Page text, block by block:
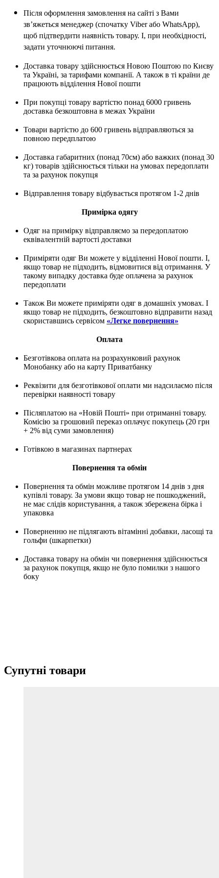
Після оформлення замовлення на сайті з Вами
зв’яжеться менеджер (спочатку Viber або WhatsApp),
щоб підтвердити наявність товару. І, при необхідності,
задати уточнюючі питання.
Доставка товару здійснюється Новою Поштою по Києву
та Україні, за тарифами компанії. А також в ті країни де
працюють відділення Нової пошти
При покупці товару вартістю понад 6000 гривень
доставка безкоштовна в межах України
Товари вартістю до 600 гривень відправляються за
повною передплатою
Доставка габаритних (понад 70см) або важких (понад 30
кг) товарів здійснюється тільки на умовах передоплати
та за рахунок покупця
Відправлення товару відбувається протягом 1-2 днів
Примірка одягу
Одяг на примірку відправляємо за передоплатою
еквівалентній вартості доставки
Приміряти одяг Ви можете у відділенні Нової пошти. І,
якщо товар не підходить, відмовитися від отримання. У
такому випадку доставка буде оплачена за рахунок
передоплати
Також Ви можете приміряти одяг в домашніх умовах. І
якщо товар не підходить, безкоштовно відправити назад
скориставшись сервісом «Легке повернення»
Оплата
Безготівкова оплата на розрахунковий рахунок
Монобанку або на карту Приватбанку
Реквізити для безготівкової оплати ми надсилаємо після
перевірки наявності товару
Післяплатою на «Новій Пошті» при отриманні товару.
Комісію за грошовий переказ оплачує покупець (20 грн
+ 2% від суми замовлення)
Готівкою в магазинах партнерах
Повернення та обмін
Повернення та обмін можливе протягом 14 днів з дня
купівлі товару. За умови якщо товар не пошкоджений,
не має слідів користування, а також збережена бірка і
упаковка
Поверненню не підлягають вітамінні добавки, ласощі та
гольфи (шкарпетки)
Доставка товару на обмін чи повернення здійснюється
за рахунок покупця, якщо не було помилки з нашого
боку
Супутні товари